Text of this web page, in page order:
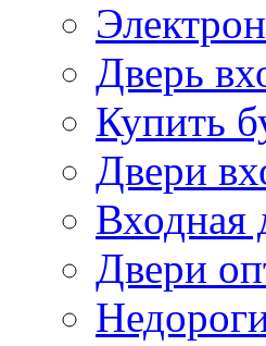
Дверь
Купить
Двери
Входная
Двери